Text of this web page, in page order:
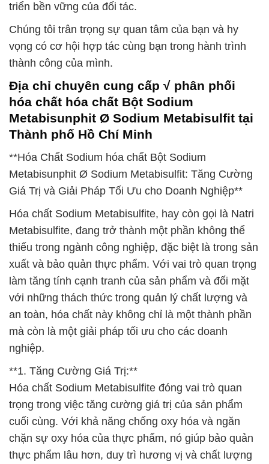
triển bền vững của đối tác.
Chúng tôi trân trọng sự quan tâm của bạn và hy
vọng có cơ hội hợp tác cùng bạn trong hành trình
thành công của mình.
Địa chỉ chuyên cung cấp √ phân phối
hóa chất hóa chất Bột Sodium
Metabisunphit Ø Sodium Metabisulfit tại
Thành phố Hồ Chí Minh
**Hóa Chất Sodium hóa chất Bột Sodium
Metabisunphit Ø Sodium Metabisulfit: Tăng Cường
Giá Trị và Giải Pháp Tối Ưu cho Doanh Nghiệp**
Hóa chất Sodium Metabisulfite, hay còn gọi là Natri
Metabisulfite, đang trở thành một phần không thể
thiếu trong ngành công nghiệp, đặc biệt là trong sản
xuất và bảo quản thực phẩm. Với vai trò quan trọng
làm tăng tính cạnh tranh của sản phẩm và đối mặt
với những thách thức trong quản lý chất lượng và
an toàn, hóa chất này không chỉ là một thành phần
mà còn là một giải pháp tối ưu cho các doanh
nghiệp.
**1. Tăng Cường Giá Trị:**
Hóa chất Sodium Metabisulfite đóng vai trò quan
trọng trong việc tăng cường giá trị của sản phẩm
cuối cùng. Với khả năng chống oxy hóa và ngăn
chặn sự oxy hóa của thực phẩm, nó giúp bảo quản
thực phẩm lâu hơn, duy trì hương vị và chất lượng